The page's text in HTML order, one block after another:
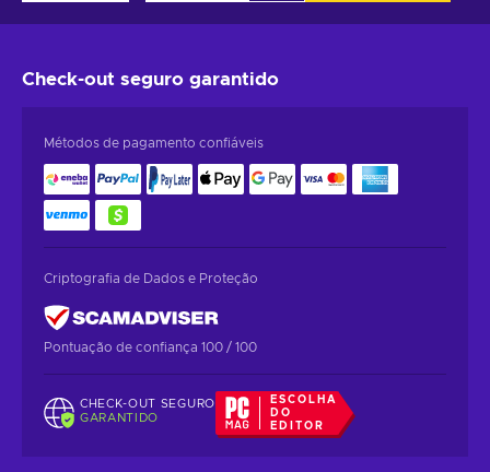
Check-out seguro garantido
Métodos de pagamento confiáveis
Criptografia de Dados e Proteção
Pontuação de confiança 100 / 100
CHECK-OUT SEGURO
GARANTIDO
ESCOLHA
DO
EDITOR